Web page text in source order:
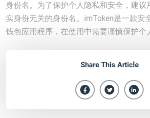
身份名。为了保护个人隐私和安全，建议
实身份无关的身份名。imToken是一款安
钱包应用程序，在使用中需要谨慎保护个
Share This Article